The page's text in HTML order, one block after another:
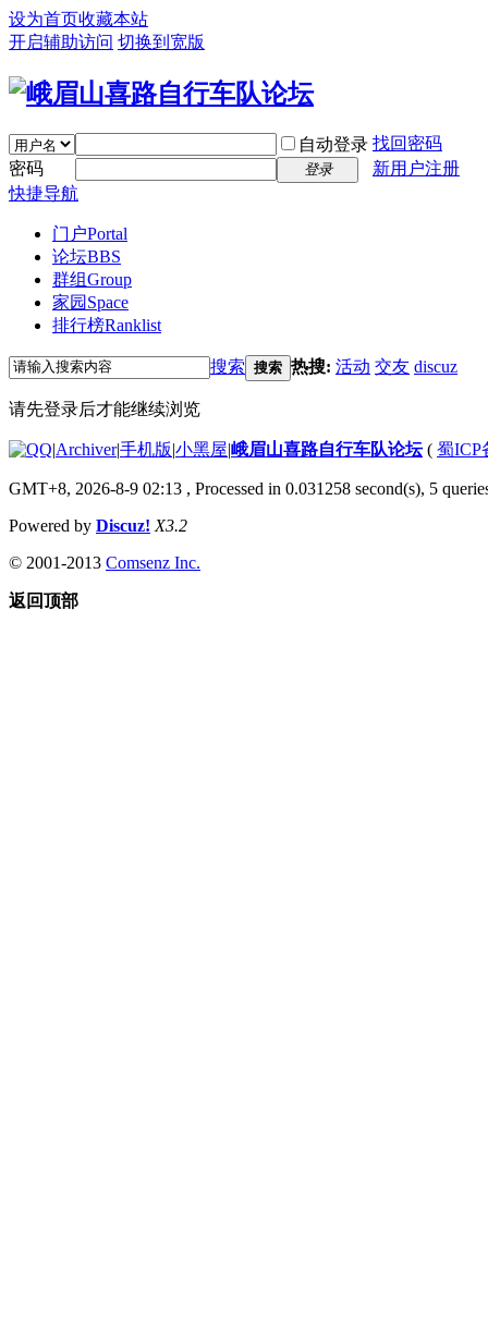
设为首页收藏本站
开启辅助访问 切换到宽版
自动登录 找回密码
密码
登录
新用户注册
快捷导航
门户Portal
论坛BBS
群组Group
家园 Space
排行榜Ranklist
搜索 搜索 热搜: 活动 交友 discuz
请先登录后才能继续浏览
|Archiver|手机版|小黑屋|峨眉山喜路自行车队论坛( 蜀ICP
GMT+8, 2026-8-9 02:13 , Processed in 0.031258 second(s), 5
Powered by Discuz! X3.2
© 2001-2013 Comsenz Inc.
返回顶部